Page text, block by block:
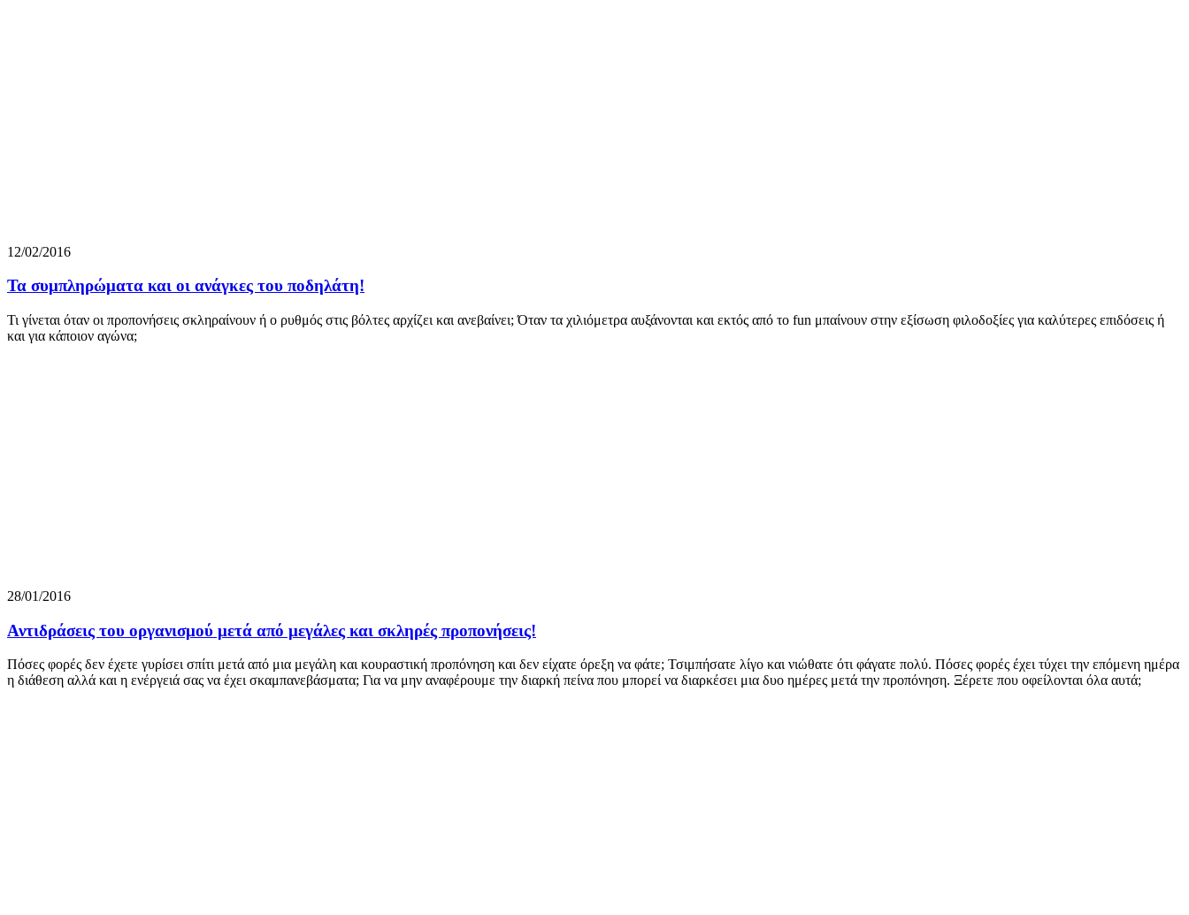
12/02/2016
Τα συμπληρώματα και οι ανάγκες του ποδηλάτη!
Τι γίνεται όταν οι προπονήσεις σκληραίνουν ή ο ρυθμός στις βόλτες αρχίζει και ανεβαίνει; Όταν τα χιλιόμετρα αυξάνονται και εκτός από το fun μπαίνουν στην εξίσωση φιλοδοξίες για καλύτερες επιδόσεις ή
και για κάποιον αγώνα;
28/01/2016
Αντιδράσεις του οργανισμού μετά από μεγάλες και σκληρές προπονήσεις!
Πόσες φορές δεν έχετε γυρίσει σπίτι μετά από μια μεγάλη και κουραστική προπόνηση και δεν είχατε όρεξη να φάτε; Τσιμπήσατε λίγο και νιώθατε ότι φάγατε πολύ. Πόσες φορές έχει τύχει την επόμενη ημέρα
η διάθεση αλλά και η ενέργειά σας να έχει σκαμπανεβάσματα; Για να μην αναφέρουμε την διαρκή πείνα που μπορεί να διαρκέσει μια δυο ημέρες μετά την προπόνηση. Ξέρετε που οφείλονται όλα αυτά;